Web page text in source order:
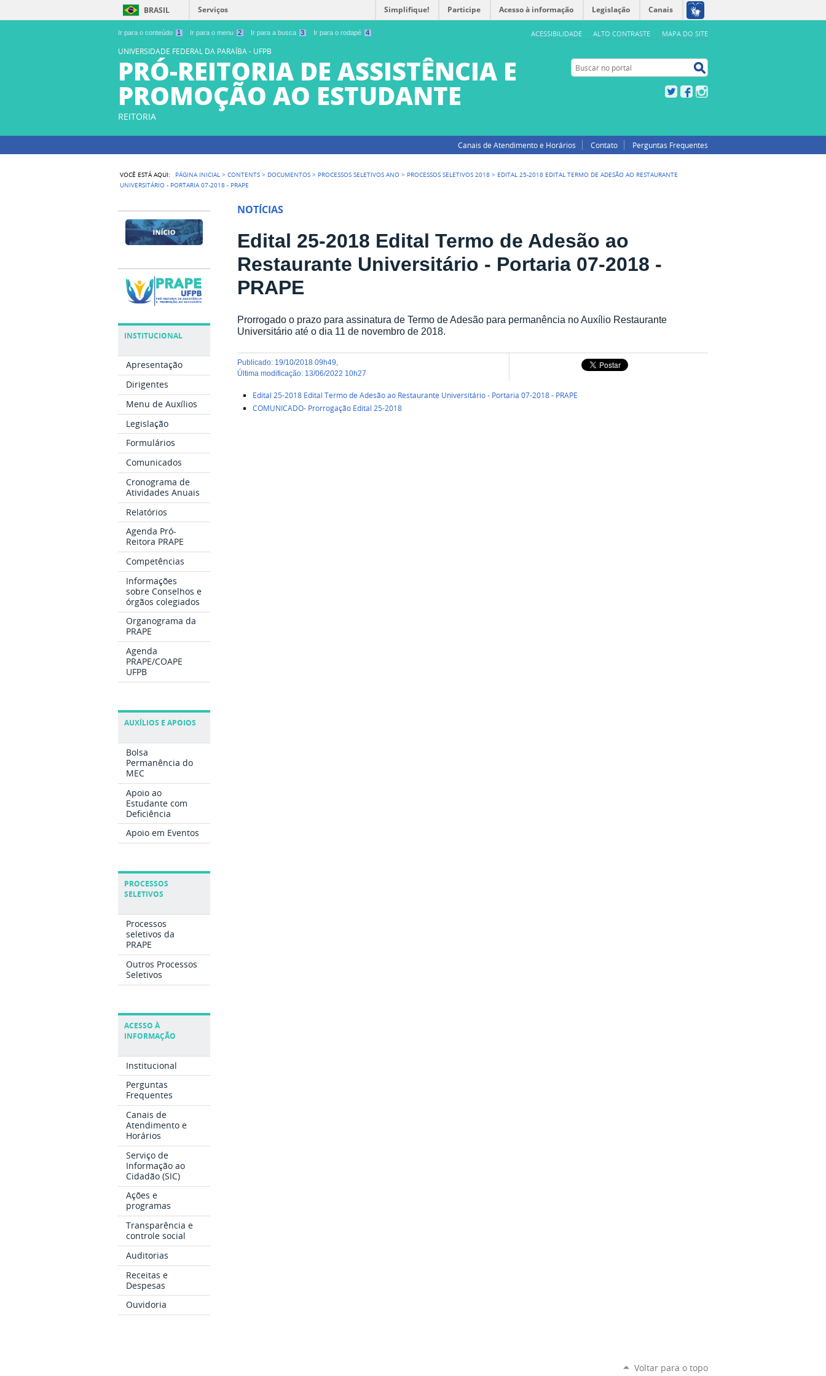
Ir para o conteúdo 1 Ir para o menu 2 Ir para a busca 3 Ir para o rodapé 4 ACESSIBILIDADE ALTO CONTRASTE MAPA DO SITE
BRASIL Serviços Simplifique! Participe Acesso à informação Legislação Canais
UNIVERSIDADE FEDERAL DA PARAÍBA - UFPB
PRÓ-REITORIA DE ASSISTÊNCIA E
PROMOÇÃO AO ESTUDANTE
REITORIA
Buscar no portal
TwitterFacebook
Canais de Atendimento e Horários Contato Perguntas Frequentes
VOCÊ ESTÁ AQUI: PÁGINA INICIAL >CONTENTS > DOCUMENTOS > PROCESSOS SELETIVOS ANO > PROCESSOS SELETIVOS 2018 > EDITAL 25-2018 EDITAL TERMO DE ADESÃO AO RESTAURANTE
UNIVERSITÁRIO - PORTARIA 07-2018 - PRAPE
INSTITUCIONAL
Apresentação
Dirigentes
Menu de Auxílios
Legislação
Formulários
Comunicados
Cronograma de
Atividades Anuais
Relatórios
Agenda Pró-
Reitora PRAPE
Competências
Informações
sobre Conselhos e
órgãos colegiados
Organograma da
PRAPE
Agenda
PRAPE/COAPE
UFPB
AUXÍLIOS E APOIOS
Bolsa
Permanência do
MEC
Apoio ao
Estudante com
Deficiência
Apoio em Eventos
PROCESSOS
SELETIVOS
Processos
seletivos da
PRAPE
Outros Processos
Seletivos
ACESSO À
INFORMAÇÃO
Institucional
Perguntas
Frequentes
Canais de
Atendimento e
Horários
Serviço de
Informação ao
Cidadão (SIC)
Ações e
programas
Transparência e
controle social
Auditorias
Receitas e
Despesas
Ouvidoria
NOTÍCIAS
Edital 25-2018 Edital Termo de Adesão ao
Restaurante Universitário - Portaria 07-2018 -
PRAPE
Prorrogado o prazo para assinatura de Termo de Adesão para permanência no Auxílio Restaurante
Universitário até o dia 11 de novembro de 2018.
publicado: 19/10/2018 09h49
última modificação: 13/06/2022 10h27
Edital 25-2018 Edital Termo de Adesão ao Restaurante Universitário - Portaria 07-2018 - PRAPE
COMUNICADO- Prorrogação Edital 25-2018
Voltar para o topo